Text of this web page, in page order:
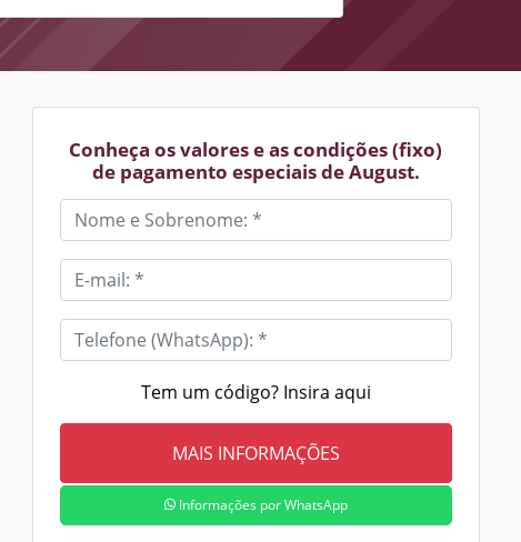
Conheça os valores e as condições (fixo)
de pagamento especiais de August.
Tem um código? Insira aqui
Informações por WhatsApp